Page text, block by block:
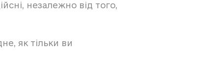
незалежно від того,
як тільки ви